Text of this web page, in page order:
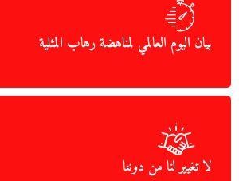
بيان اليوم العالمي لمناهضة رهاب المثلية
لا تغيير لنا من دوننا